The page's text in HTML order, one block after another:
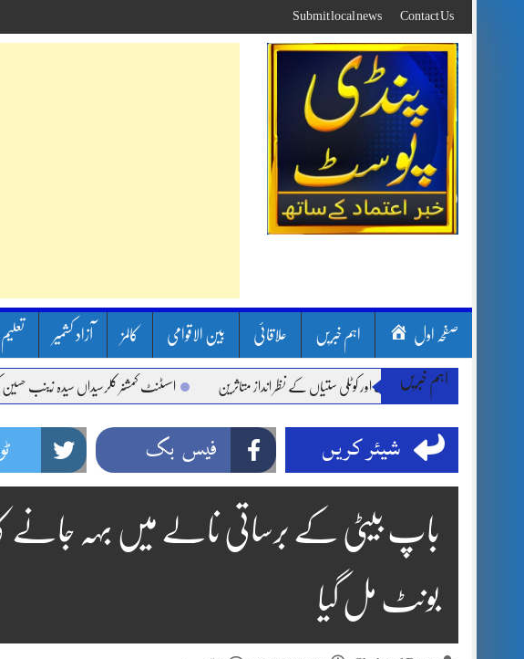
to
content
Contact Us
Submit local news
صفحہ اول اہم خبریں علاقائی بین الاقوامی کالمز آزاد کشمیر تعلیم
اہم خبریں
بارشیں، لینڈ سلائیڈنگ اور کوٹلی ستیاں کے نظر انداز متاثرین اسسٹنٹ کمشنر کلرسیداں سیدہ زینب حسین کی
شیئر کریں فیس بک
باپ بیٹی کے برساتی نالے میں بہہ جانے کا
بونٹ مل گیا